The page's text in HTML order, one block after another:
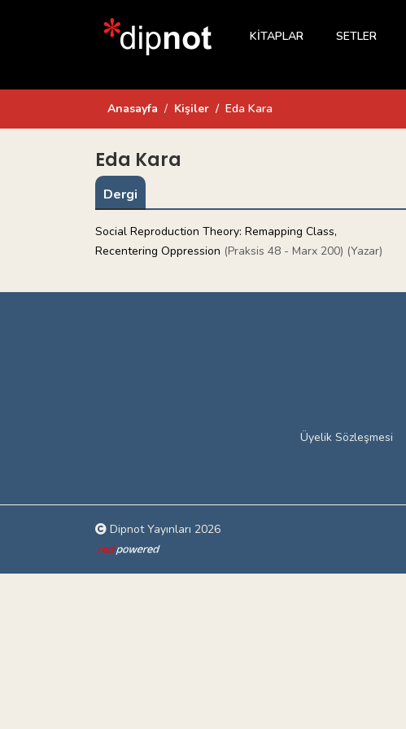
KİTAPLAR SETLER
Anasayfa Kişiler Eda Kara
Eda Kara
Dergi
Social Reproduction Theory: Remapping Class,
Recentering Oppression (Praksis 48 - Marx 200) (Yazar)
Üyelik Sözleşmesi
Dipnot Yayınları 2026